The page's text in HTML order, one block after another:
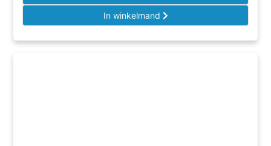
In winkelmand